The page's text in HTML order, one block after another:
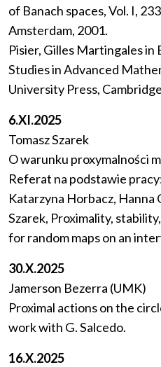
of Banach spaces, Vol. I,
Amsterdam, 2001.
Pisier, Gilles Martingales in
Studies in Advanced
University Press,
6.XI.2025
Tomasz Szarek
O warunku proxymalności
Referat na podstawie
Katarzyna Horbacz, Hanna
Szarek, Proximality,
for random maps on an
30.X.2025
Jamerson Bezerra (UMK)
Proximal actions on the
work with G. Salcedo.
16.X.2025